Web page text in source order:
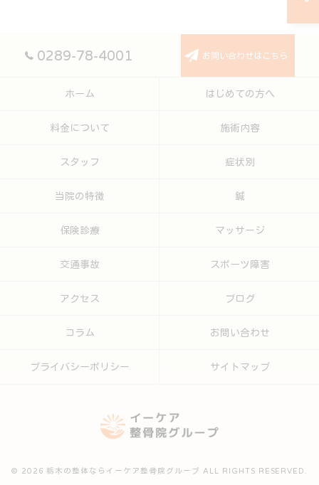
0289-78-4001 お問い合わせはこちら
ホーム はじめての方へ
料金について 施術内容
スタッフ 症状別
当院の特徴 鍼
保険診療 マッサージ
交通事故 スポーツ障害
アクセス ブログ
コラム お問い合わせ
プライバシーポリシー サイトマップ
© 2026 栃木の整体ならイーケア整骨院グループ ALL RIGHTS RESERVED.